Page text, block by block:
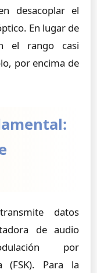
desacoplar el
En lugar de
el rango casi
por encima de
datos
de audio
por
(FSK). Para la